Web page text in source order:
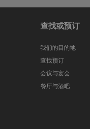
查找或预订
我们的目的地
查找预订
会议与宴会
餐厅与酒吧